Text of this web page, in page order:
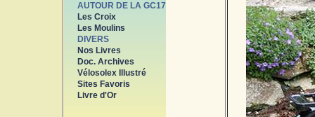
AUTOUR DE LA GC17
Les Croix
Les Moulins
DIVERS
Nos Livres
Doc. Archives
Vélosolex Illustré
Sites Favoris
Livre d'Or